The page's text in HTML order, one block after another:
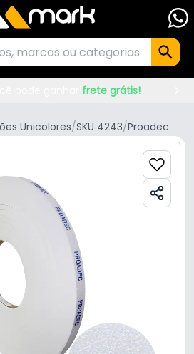
frete grátis!
Unicolores/SKU 4243/Proadec